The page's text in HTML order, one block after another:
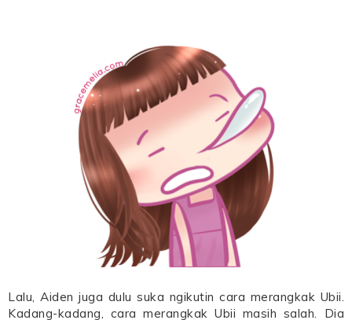
Lalu, Aiden juga dulu suka ngikutin cara merangkak Ubii.
Kadang-kadang, cara merangkak Ubii masih salah. Dia